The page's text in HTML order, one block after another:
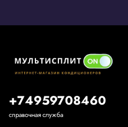
+74959708460
справочная служба